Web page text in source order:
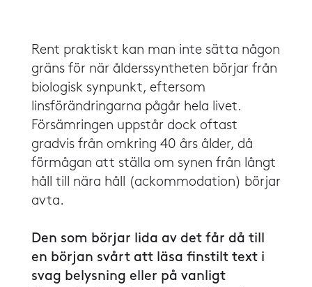
​​Rent praktiskt kan man inte sätta någon
gräns för när ålderssyntheten börjar från
biologisk synpunkt, eftersom
linsförändringarna pågår hela livet.
Försämringen uppstår dock oftast
gradvis från omkring 40 års ålder, då
förmågan att ställa om synen från långt
håll till nära håll (ackommodation) börjar
avta.
​​Den som börjar lida av det får då till
en början svårt att läsa finstilt text i
svag belysning eller på vanligt